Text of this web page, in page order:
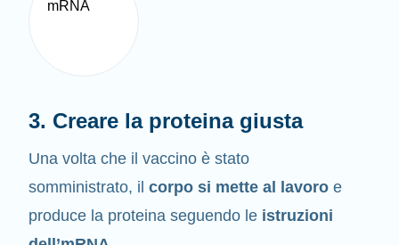
3. Creare la proteina giusta
Una volta che il vaccino è stato
somministrato, il corpo si mette al lavoro e
produce la proteina seguendo le istruzioni